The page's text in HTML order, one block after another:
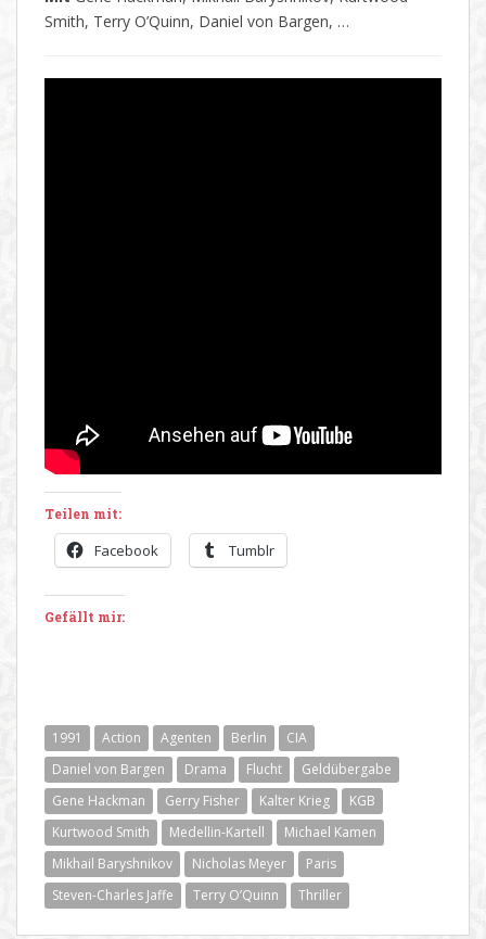
Smith, Terry O’Quinn, Daniel von Bargen, …
Teilen mit:
Facebook Tumblr
Gefällt mir:
1991 Action Agenten Berlin
CIA
Daniel von Bargen
Drama Flucht
Geldübergabe
Gene Hackman
Gerry Fisher Kalter Krieg
KGB
Kurtwood Smith
Medellin-Kartell
Michael Kamen
Mikhail Baryshnikov
Nicholas Meyer
Paris
Steven-Charles Jaffe
Terry O’Quinn Thriller